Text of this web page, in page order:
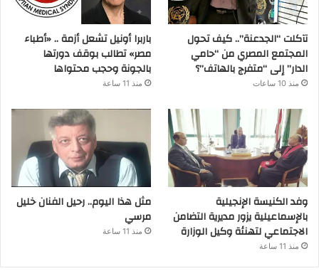
تآكلت “الجدعنة”.. كيف تحول
المجتمع المصري من “حامي
الدار” إلى “متفرج بالهاتف”؟
منذ 10 ساعات
باربرا أونيل تشعل أزمة .. «أطباء
مصر» تطالب بوقف دورتها
بالجونة وحجب محتواها
منذ 11 ساعة
وفد الكنيسة الإنجيلية
بالإسماعيلية يزور مديرية التضامن
الاجتماعي لتهنئة وكيل الوزارة
منذ 11 ساعة
مثل هذا اليوم.. رحيل الفنان خليل
مرسي
منذ 11 ساعة